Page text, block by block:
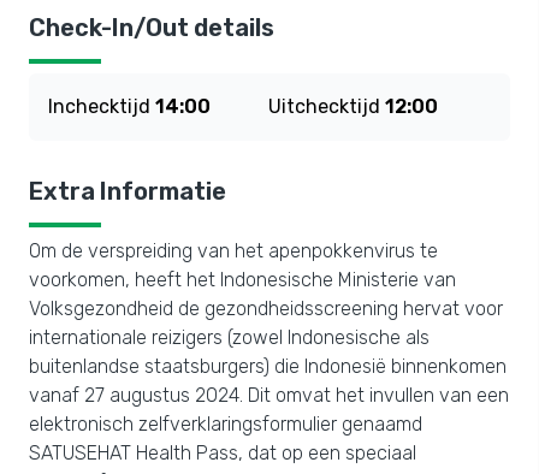
Check-In/Out details
Inchecktijd 14:00 Uitchecktijd 12:00
Extra Informatie
Om de verspreiding van het apenpokkenvirus te
voorkomen, heeft het Indonesische Ministerie van
Volksgezondheid de gezondheidsscreening hervat voor
internationale reizigers (zowel Indonesische als
buitenlandse staatsburgers) die Indonesië binnenkomen
vanaf 27 augustus 2024. Dit omvat het invullen van een
elektronisch zelfverklaringsformulier genaamd
SATUSEHAT Health Pass, dat op een speciaal